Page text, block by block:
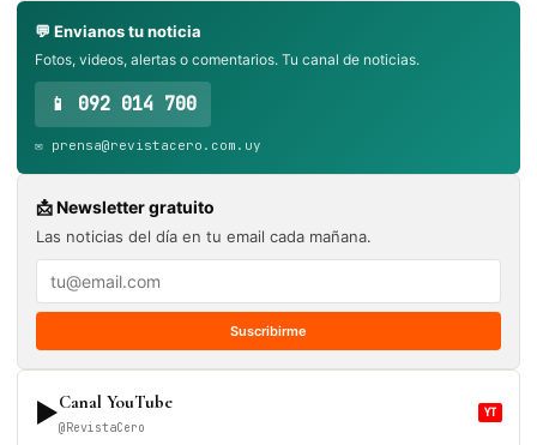
💬 Envianos tu noticia
Fotos, videos, alertas o comentarios. Tu canal de noticias.
📱 092 014 700
✉️ prensa@revistacero.com.uy
📩 Newsletter gratuito
Las noticias del día en tu email cada mañana.
Suscribirme
▶Canal YouTube
@RevistaCero
YT